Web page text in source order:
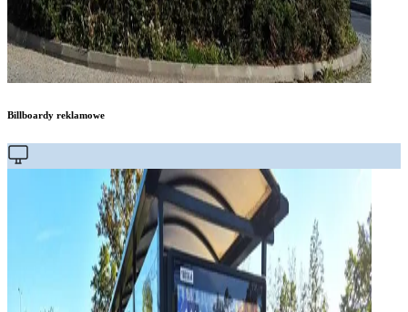
Billboardy reklamowe